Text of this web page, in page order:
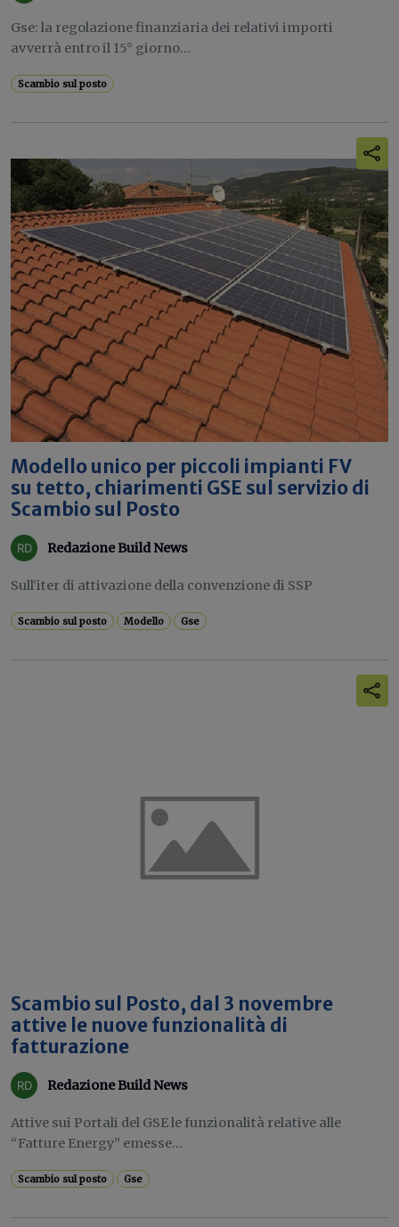
Gse: la regolazione finanziaria dei relativi importi
avverrà entro il 15° giorno...
Scambio sul posto
Modello unico per piccoli impianti FV
su tetto, chiarimenti GSE sul servizio di
Scambio sul Posto
Redazione Build News
Sull'iter di attivazione della convenzione di SSP
Scambio sul posto Modello Gse
Scambio sul Posto, dal 3 novembre
attive le nuove funzionalità di
fatturazione
Redazione Build News
Attive sui Portali del GSE le funzionalità relative alle
“Fatture Energy” emesse...
Scambio sul posto Gse